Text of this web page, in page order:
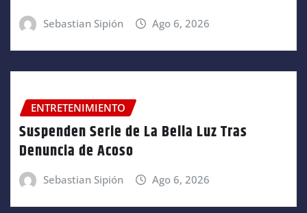
Sebastian Sipión Ago 6, 2026
ENTRETENIMIENTO
Suspenden Serie de La Bella Luz Tras
Denuncia de Acoso
Sebastian Sipión Ago 6, 2026